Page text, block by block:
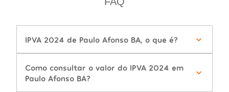
IPVA 2024 de Paulo Afonso BA, o que é?
Como consultar o valor do IPVA 2024 em
Paulo Afonso BA?